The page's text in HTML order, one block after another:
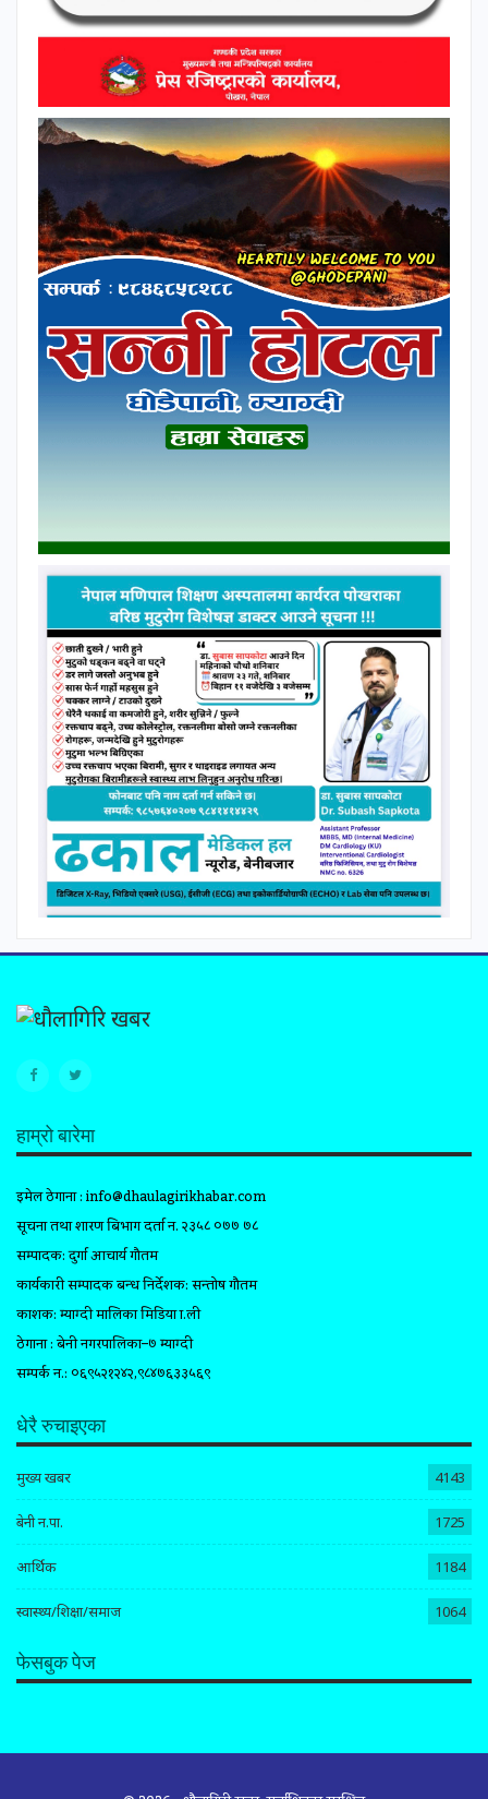
हाम्रो बारेमा
इमेल ठेगाना :info@dhaulagirikhabar.com
सूचना तथा प्रशारण बिभाग दर्ता न. २३५८ ०७७ ७८
सम्पादक: दुर्गा आचार्य गौतम
कार्यकारी सम्पादक प्रबन्ध निर्देशक: सन्तोष गौतम
प्रकाशक: म्याग्दी मालिका मिडिया प्रा.ली
ठेगाना : बेनी नगरपालिका–७ म्याग्दी
सम्पर्क न.: ०६९५२१२४२,९८४७६३३५६९
धेरै रुचाइएका
मुख्य खबर 4143
बेनी न.पा. 1725
आर्थिक 1184
स्वास्थ्य/शिक्षा/समाज 1064
फेसबुक पेज